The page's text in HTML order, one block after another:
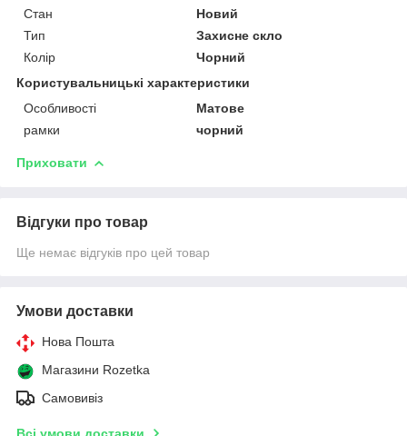
Стан
Новий
Тип
Захисне скло
Колір
Чорний
Користувальницькі характеристики
Особливості
Матове
рамки
чорний
Приховати
Відгуки про товар
Ще немає відгуків про цей товар
Умови доставки
Нова Пошта
Магазини Rozetka
Самовивіз
Всі умови доставки